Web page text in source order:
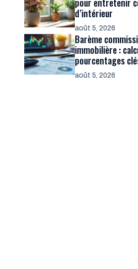
d’intérieur
août 5, 2026
Barème
immobilière :
pourcentages
août 5, 2026